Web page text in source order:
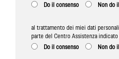
Do il consenso
Non do
al trattamento dei miei dati
parte del Centro Assistenza
Do il consenso
Non do